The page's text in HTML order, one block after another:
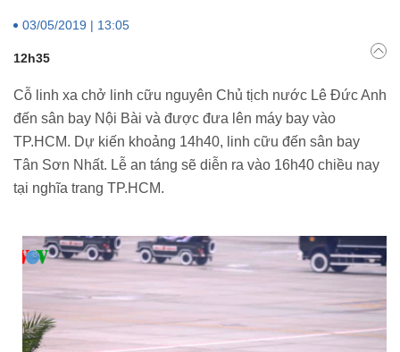
03/05/2019 | 13:05
12h35
Cỗ linh xa chở linh cữu nguyên Chủ tịch nước Lê Đức Anh
đến sân bay Nội Bài và được đưa lên máy bay vào
TP.HCM. Dự kiến khoảng 14h40, linh cữu đến sân bay
Tân Sơn Nhất. Lễ an táng sẽ diễn ra vào 16h40 chiều nay
tại nghĩa trang TP.HCM.